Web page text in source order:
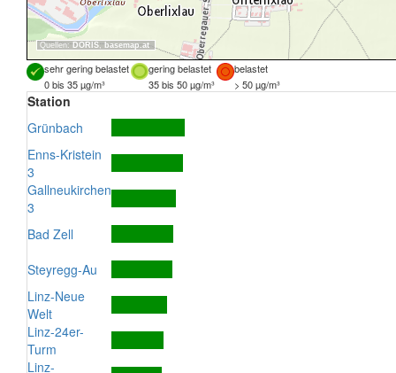
Quellen: DORIS, basemap.at
sehr gering belastet gering belastet
belastet
0 bis 35 µg/m³
35 bis 50 µg/m³ > 50 µg/m³
Station
Grünbach
Enns-Kristein
3
Gallneukirchen
3
Bad Zell
Steyregg-Au
Linz-Neue
Welt
Linz-24er-
Turm
Linz-